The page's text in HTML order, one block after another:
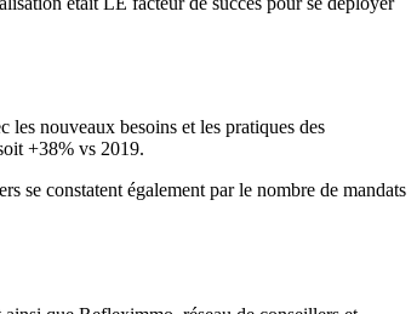
nouveaux besoins et les pratiques des
+38% vs 2019.
se constatent également par le nombre de mandats